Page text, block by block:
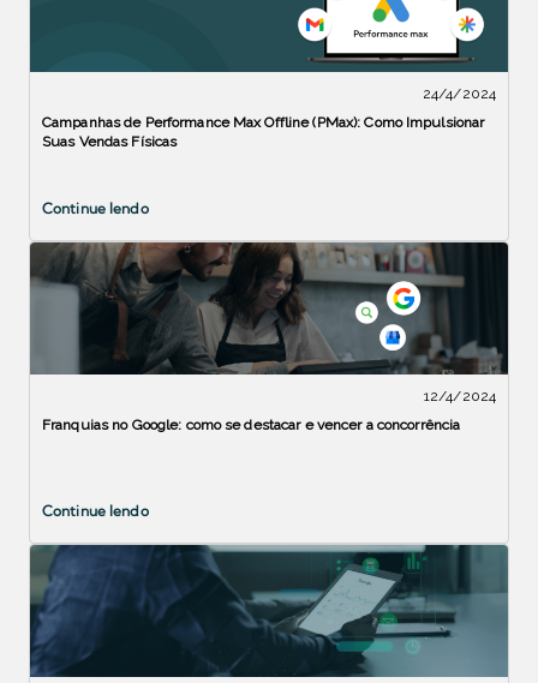
24/4/2024
Campanhas de Performance Max Offline (PMax): Como Impulsionar
Suas Vendas Físicas
Continue lendo
12/4/2024
Franquias no Google: como se destacar e vencer a concorrência
Continue lendo